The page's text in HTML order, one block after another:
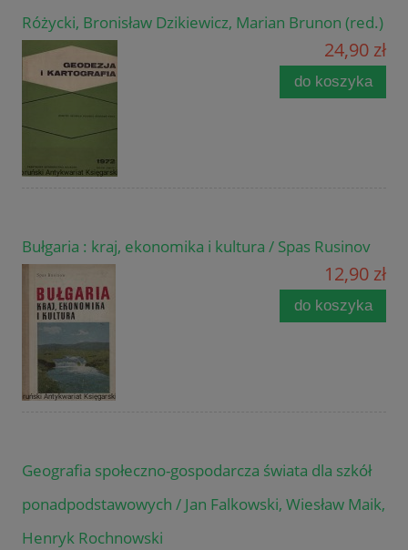
Różycki, Bronisław Dzikiewicz, Marian Brunon (red.)
24,90 zł
do koszyka
Bułgaria : kraj, ekonomika i kultura / Spas Rusinov
12,90 zł
do koszyka
Geografia społeczno-gospodarcza świata dla szkół
ponadpodstawowych / Jan Falkowski, Wiesław Maik,
Henryk Rochnowski